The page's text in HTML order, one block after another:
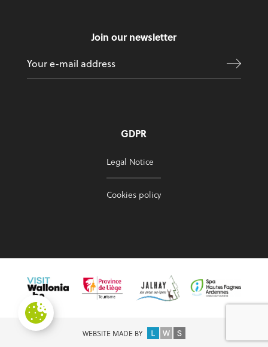
Join our newsletter
GDPR
Legal Notice
Cookies policy
WEBSITE MADE BY